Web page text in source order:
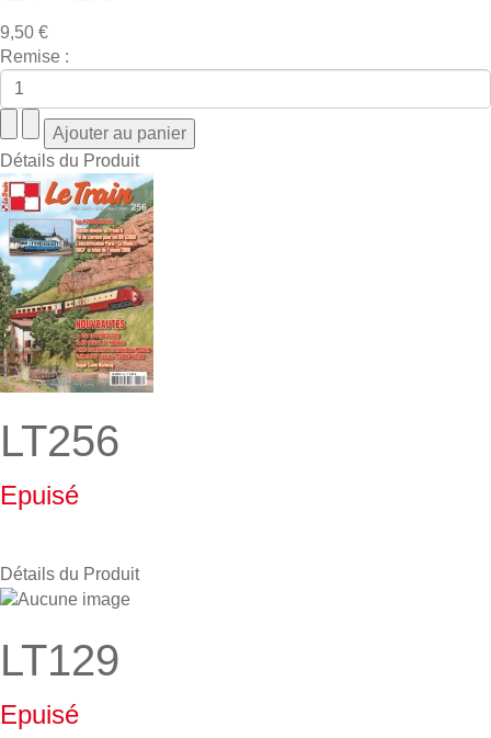
9,50 €
Remise :
Détails du Produit
LT256
Epuisé
Détails du Produit
LT129
Epuisé